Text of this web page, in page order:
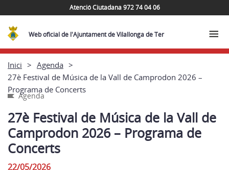
Atenció Ciutadana 972 74 04 06
Web oficial de l'Ajuntament de Vilallonga de Ter
Inici
Agenda
27è Festival de Música de la Vall de Camprodon 2026 –
Programa de Concerts
Agenda
27è Festival de Música de la Vall de
Camprodon 2026 – Programa de
Concerts
22/05/2026